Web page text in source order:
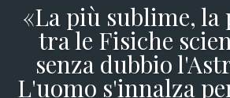
«La più sublime, la
tra le Fisiche
senza dubbio
L'uomo s'innalza